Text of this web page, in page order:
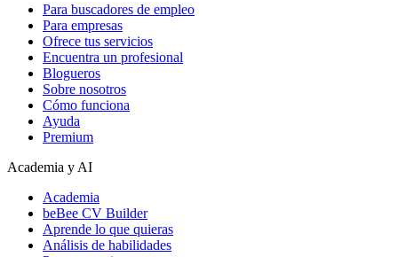
Para buscadores de empleo
Para empresas
Ofrece tus servicios
Encuentra un profesional
Blogueros
Sobre nosotros
Cómo funciona
Ayuda
Premium
Academia y AI
Academia
beBee CV Builder
Aprende lo que quieras
Análisis de habilidades